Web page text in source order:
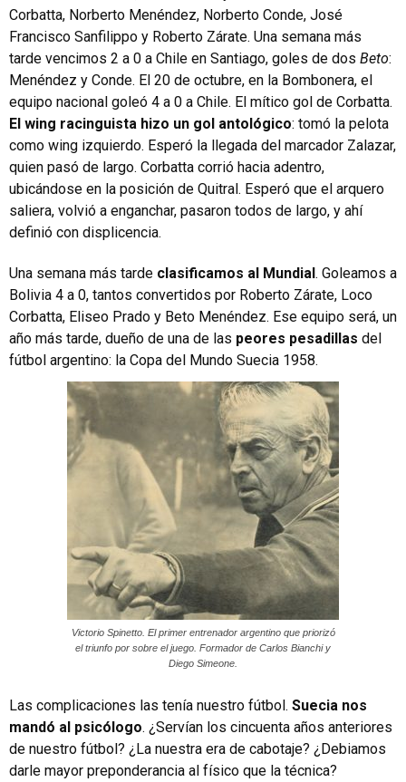
Corbatta, Norberto Menéndez, Norberto Conde, José
Francisco Sanfilippo y Roberto Zárate. Una semana más
tarde vencimos 2 a 0 a Chile en Santiago, goles de dos Beto:
Menéndez y Conde. El 20 de octubre, en la Bombonera, el
equipo nacional goleó 4 a 0 a Chile. El mítico gol de Corbatta.
El wing racinguista hizo un gol antológico: tomó la pelota
como wing izquierdo. Esperó la llegada del marcador Zalazar,
quien pasó de largo. Corbatta corrió hacia adentro,
ubicándose en la posición de Quitral. Esperó que el arquero
saliera, volvió a enganchar, pasaron todos de largo, y ahí
definió con displicencia.
Una semana más tarde clasificamos al Mundial. Goleamos a
Bolivia 4 a 0, tantos convertidos por Roberto Zárate, Loco
Corbatta, Eliseo Prado y Beto Menéndez. Ese equipo será, un
año más tarde, dueño de una de las peores pesadillas del
fútbol argentino: la Copa del Mundo Suecia 1958.
Victorio Spinetto. El primer entrenador argentino que priorizó
el triunfo por sobre el juego. Formador de Carlos Bianchi y
Diego Simeone.
Las complicaciones las tenía nuestro fútbol. Suecia nos
mandó al psicólogo. ¿Servían los cincuenta años anteriores
de nuestro fútbol? ¿La nuestra era de cabotaje? ¿Debiamos
darle mayor preponderancia al físico que la técnica?